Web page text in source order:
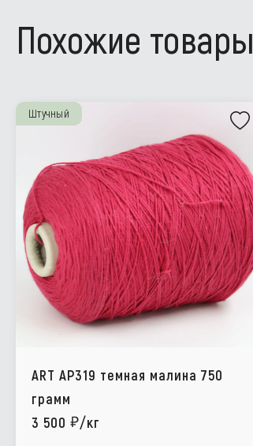
Похожие товары
Штучный
ART AP319 темная малина 750
грамм
3 500
/кг